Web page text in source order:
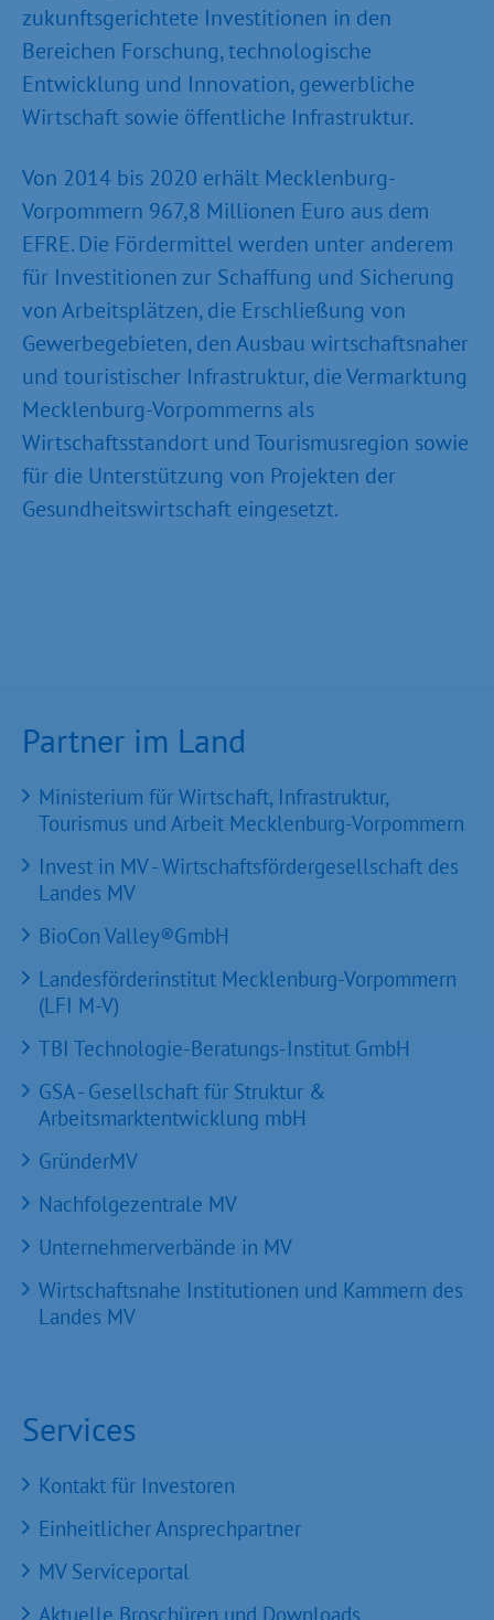
zukunftsgerichtete Investitionen in den
Bereichen Forschung, technologische
Entwicklung und Innovation, gewerbliche
Wirtschaft sowie öffentliche Infrastruktur.
Von 2014 bis 2020 erhält Mecklenburg-
Vorpommern 967,8 Millionen Euro aus dem
EFRE. Die Fördermittel werden unter anderem
für Investitionen zur Schaffung und Sicherung
von Arbeitsplätzen, die Erschließung von
Gewerbegebieten, den Ausbau wirtschaftsnaher
und touristischer Infrastruktur, die Vermarktung
Mecklenburg-Vorpommerns als
Wirtschaftsstandort und Tourismusregion sowie
für die Unterstützung von Projekten der
Gesundheitswirtschaft eingesetzt.
Partner im Land
Ministerium für Wirtschaft, Infrastruktur,
Tourismus und Arbeit Mecklenburg-Vorpommern
Invest in MV - Wirtschaftsfördergesellschaft des
Landes MV
BioCon Valley®GmbH
Landesförderinstitut Mecklenburg-Vorpommern
(LFI M-V)
TBI Technologie-Beratungs-Institut GmbH
GSA - Gesellschaft für Struktur &
Arbeitsmarktentwicklung mbH
GründerMV
Nachfolgezentrale MV
Unternehmerverbände in MV
Wirtschaftsnahe Institutionen und Kammern des
Landes MV
Services
Kontakt für Investoren
Einheitlicher Ansprechpartner
MV Serviceportal
Aktuelle Broschüren und Downloads